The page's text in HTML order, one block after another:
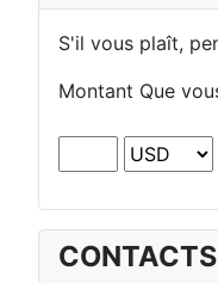
S'il vous plaît,
Montant Que
CONTACTS